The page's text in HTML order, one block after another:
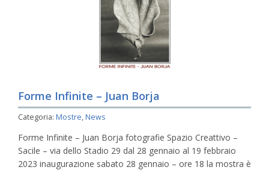
Forme Infinite – Juan Borja
Categoria: Mostre,News
Forme Infinite – Juan Borja fotografie Spazio Creattivo –
Sacile – via dello Stadio 29 dal 28 gennaio al 19 febbraio
2023 inaugurazione sabato 28 gennaio – ore 18 la mostra è